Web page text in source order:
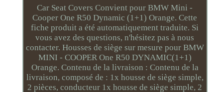
Car Seat Covers Convient pour BMW Mini -
Cooper One R50 Dynamic (1+1) Orange. Cette
fiche produit a été automatiquement traduite. Si
vous avez des questions, n'hésitez pas à nous
contacter. Housses de siège sur mesure pour BMW
MINI - COOPER One R50 DYNAMIC(1+1)
Orange. Contenu de la livraison : Contenu de la
livraison, composé de : 1x housse de siège simple,
2 pièces, conducteur 1x housse de siège simple, 2